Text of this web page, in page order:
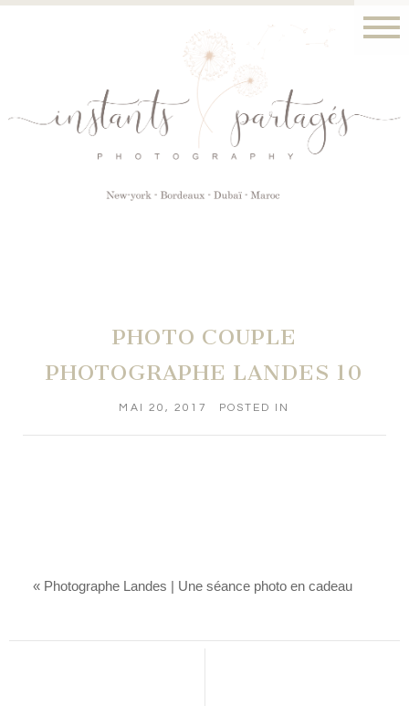
PHOTO COUPLE
PHOTOGRAPHE LANDES 10
MAI 20, 2017 POSTED IN
« Photographe Landes | Une séance photo en cadeau